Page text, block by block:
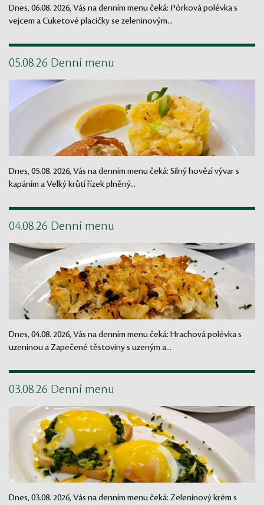
Dnes, 06.08. 2026, Vás na denním menu čeká: Pórková polévka s
vejcem a Cuketové placičky se zeleninovým...
05.08.26 Denní menu
Dnes, 05.08. 2026, Vás na denním menu čeká: Silný hovězí vývar s
kapáním a Velký krůtí řízek plněný...
04.08.26 Denní menu
Dnes, 04.08. 2026, Vás na denním menu čeká: Hrachová polévka s
uzeninou a Zapečené těstoviny s uzeným a...
03.08.26 Denní menu
Dnes, 03.08. 2026, Vás na denním menu čeká: Zeleninový krém s